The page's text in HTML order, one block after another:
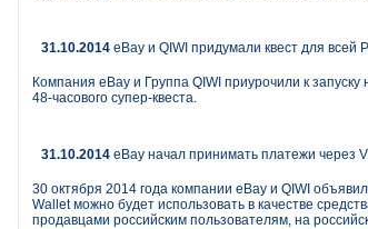
31.10.2014 eBay и QIWI придумали квест для всей
Компания eBay и Группа QIWI приурочили к
48-часового супер-квеста.
31.10.2014 eBay начал принимать платежи через
30 октября 2014 года компании eBay и QIWI
Wallet можно будет использовать в качестве
продавцами российским пользователям, на